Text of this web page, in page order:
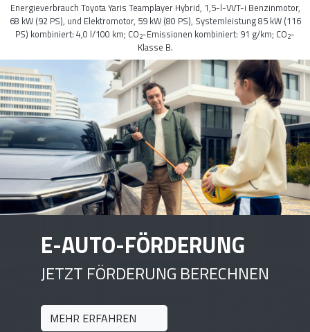
Energieverbrauch Toyota Yaris Teamplayer Hybrid, 1,5-l-VVT-i Benzinmotor,
68 kW (92 PS), und Elektromotor, 59 kW (80 PS), Systemleistung 85 kW (116
PS) kombiniert: 4,0 l/100 km; CO2-Emissionen kombiniert: 91 g/km; CO2-
Klasse B.
E-AUTO-FÖRDERUNG
JETZT FÖRDERUNG BERECHNEN
MEHR ERFAHREN